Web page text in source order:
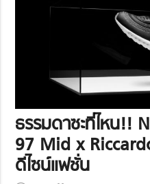
ธรรมดาซะที่ไหน!!
97 Mid x
ดีไซน์แฟชั่น